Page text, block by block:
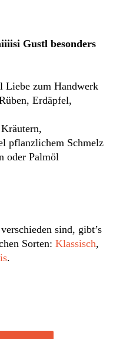
Gustl besonders
Liebe zum Handwerk
Erdäpfel,
pflanzlichem Schmelz
oder Palmöl
sind, gibt’s
Sorten: Klassisch,
.